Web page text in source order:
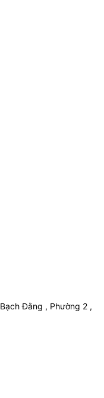
Đằng , Phường 2 ,